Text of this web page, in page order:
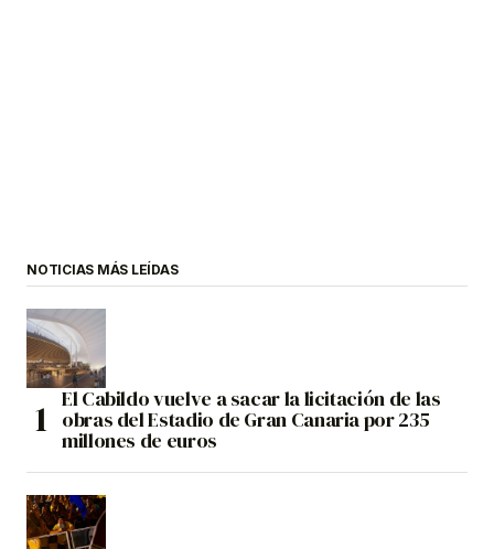
NOTICIAS MÁS LEÍDAS
El Cabildo vuelve a sacar la licitación de las
obras del Estadio de Gran Canaria por 235
millones de euros